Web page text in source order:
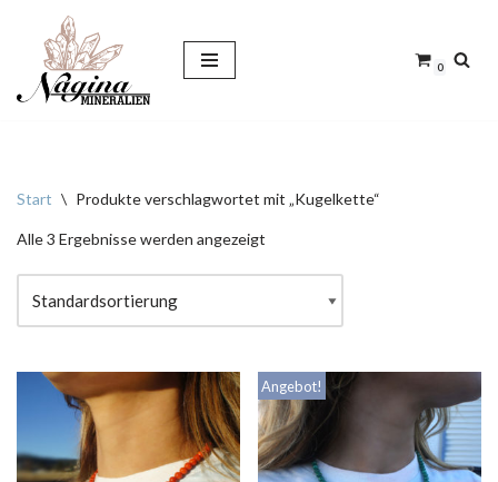
Zum
Inhalt
0
Start \ Produkte verschlagwortet mit „Kugelkette“
Alle 3 Ergebnisse werden angezeigt
Angebot!